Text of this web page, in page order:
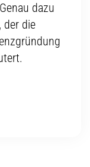
dazu
der die